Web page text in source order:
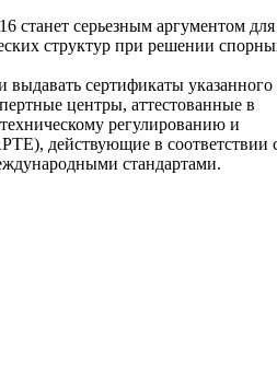
станет серьезным аргументом для
структур при решении
сертификаты указанного
центры, аттестованные в
регулированию и
действующие в соответствии
стандартами.